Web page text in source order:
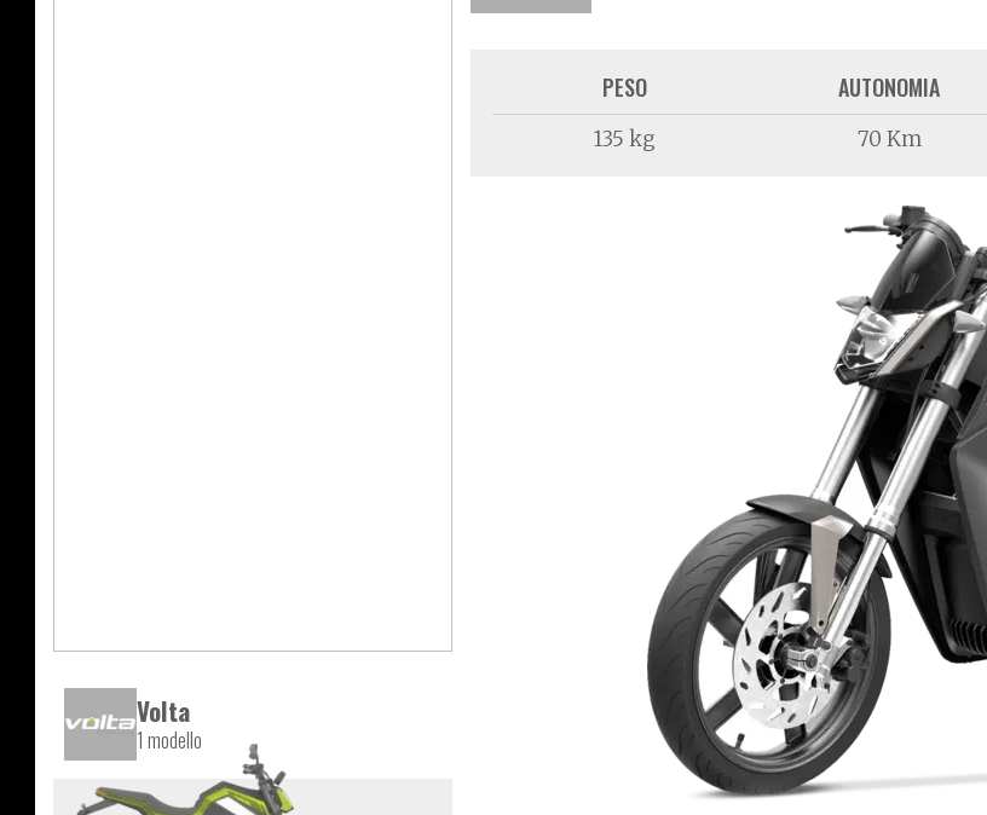
Volta
1 modello
PESO
135 kg
AUTONOMIA
70 Km